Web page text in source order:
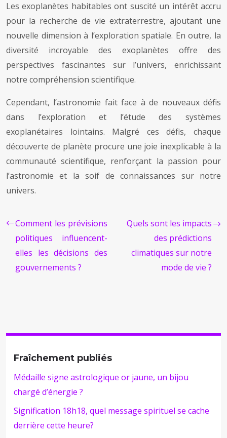
Les exoplanètes habitables ont suscité un intérêt accru
pour la recherche de vie extraterrestre, ajoutant une
nouvelle dimension à l’exploration spatiale. En outre, la
diversité incroyable des exoplanètes offre des
perspectives fascinantes sur l’univers, enrichissant
notre compréhension scientifique.
Cependant, l’astronomie fait face à de nouveaux défis
dans l’exploration et l’étude des systèmes
exoplanétaires lointains. Malgré ces défis, chaque
découverte de planète procure une joie inexplicable à la
communauté scientifique, renforçant la passion pour
l’astronomie et la soif de connaissances sur notre
univers.
Comment les prévisions
politiques influencent-
elles les décisions des
gouvernements ?
Quels sont les impacts
des prédictions
climatiques sur notre
mode de vie ?
Fraîchement publiés
Médaille signe astrologique or jaune, un bijou
chargé d’énergie ?
Signification 18h18, quel message spirituel se cache
derrière cette heure?